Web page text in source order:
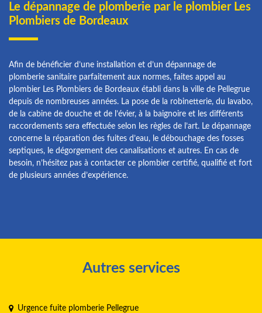
Le dépannage de plomberie par le plombier Les
Plombiers de Bordeaux
Afin de bénéficier d’une installation et d’un dépannage de
plomberie sanitaire parfaitement aux normes, faites appel au
plombier Les Plombiers de Bordeaux établi dans la ville de Pellegrue
depuis de nombreuses années. La pose de la robinetterie, du lavabo,
de la cabine de douche et de l’évier, à la baignoire et les différents
raccordements sera effectuée selon les règles de l’art. Le dépannage
concerne la réparation des fuites d’eau, le débouchage des fosses
septiques, le dégorgement des canalisations et autres. En cas de
besoin, n’hésitez pas à contacter ce plombier certifié, qualifié et fort
de plusieurs années d’expérience.
Autres services
Urgence fuite plomberie Pellegrue